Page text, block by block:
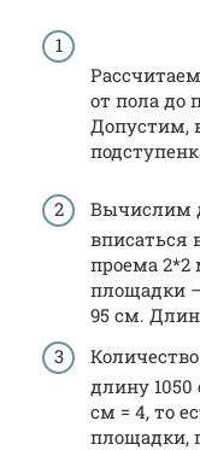
от пола до
Допустим,
Вычислим
вписаться
проема 2*2
площадки
95 см.
длину
см = 4, то
площадки,